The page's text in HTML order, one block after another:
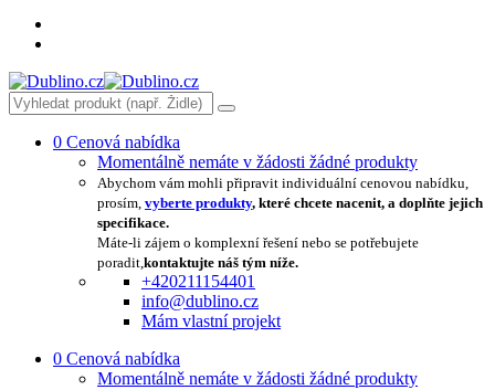
0 Cenová nabídka
Momentálně nemáte v žádosti žádné produkty
Abychom vám mohli připravit individuální cenovou nabídku,
prosím, vyberte produkty, které chcete nacenit, a doplňte jejich
specifikace.
Máte-li zájem o komplexní řešení nebo se potřebujete
poradit,kontaktujte náš tým níže.
+420211154401
info@dublino.cz
Mám vlastní projekt
0 Cenová nabídka
Momentálně nemáte v žádosti žádné produkty